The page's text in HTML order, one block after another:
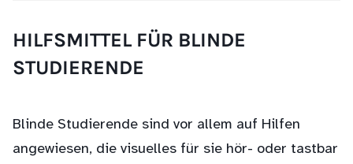
HILFSMITTEL FÜR BLINDE
STUDIERENDE
Blinde Studierende sind vor allem auf Hilfen
angewiesen, die visuelles für sie hör- oder tastbar